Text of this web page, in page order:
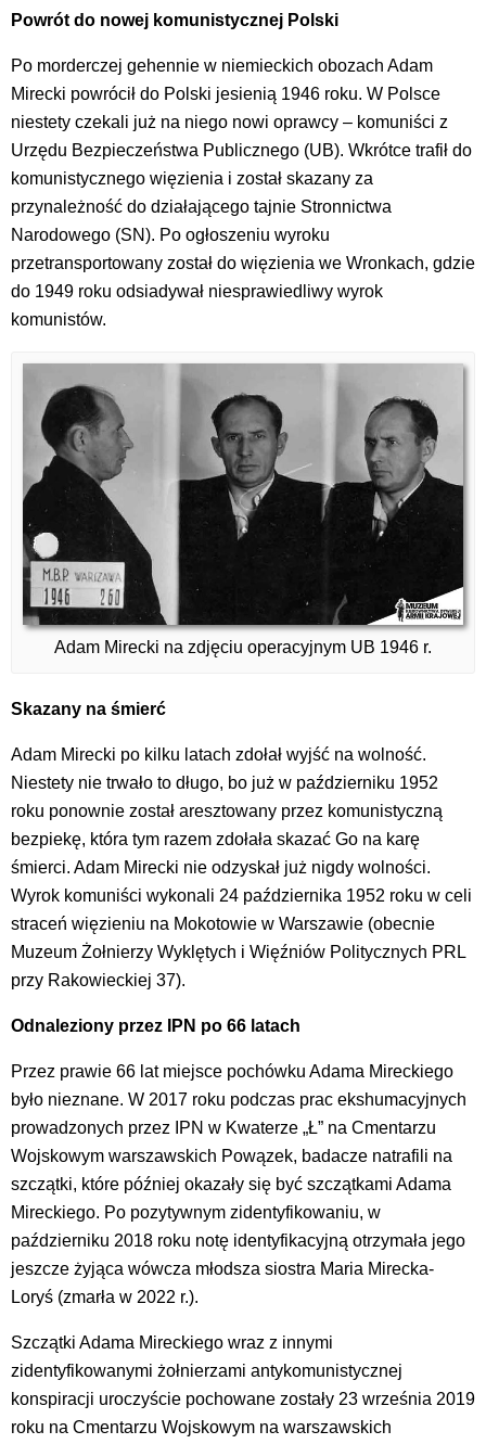
Powrót do nowej komunistycznej Polski
Po morderczej gehennie w niemieckich obozach Adam
Mirecki powrócił do Polski jesienią 1946 roku. W Polsce
niestety czekali już na niego nowi oprawcy – komuniści z
Urzędu Bezpieczeństwa Publicznego (UB). Wkrótce trafił do
komunistycznego więzienia i został skazany za
przynależność do działającego tajnie Stronnictwa
Narodowego (SN). Po ogłoszeniu wyroku
przetransportowany został do więzienia we Wronkach, gdzie
do 1949 roku odsiadywał niesprawiedliwy wyrok
komunistów.
Adam Mirecki na zdjęciu operacyjnym UB 1946 r.
Skazany na śmierć
Adam Mirecki po kilku latach zdołał wyjść na wolność.
Niestety nie trwało to długo, bo już w październiku 1952
roku ponownie został aresztowany przez komunistyczną
bezpiekę, która tym razem zdołała skazać Go na karę
śmierci. Adam Mirecki nie odzyskał już nigdy wolności.
Wyrok komuniści wykonali 24 października 1952 roku w celi
straceń więzieniu na Mokotowie w Warszawie (obecnie
Muzeum Żołnierzy Wyklętych i Więźniów Politycznych PRL
przy Rakowieckiej 37).
Odnaleziony przez IPN po 66 latach
Przez prawie 66 lat miejsce pochówku Adama Mireckiego
było nieznane. W 2017 roku podczas prac ekshumacyjnych
prowadzonych przez IPN w Kwaterze „Ł” na Cmentarzu
Wojskowym warszawskich Powązek, badacze natrafili na
szczątki, które później okazały się być szczątkami Adama
Mireckiego. Po pozytywnym zidentyfikowaniu, w
październiku 2018 roku notę identyfikacyjną otrzymała jego
jeszcze żyjąca wówcza młodsza siostra Maria Mirecka-
Loryś (zmarła w 2022 r.).
Szczątki Adama Mireckiego wraz z innymi
zidentyfikowanymi żołnierzami antykomunistycznej
konspiracji uroczyście pochowane zostały 23 września 2019
roku na Cmentarzu Wojskowym na warszawskich